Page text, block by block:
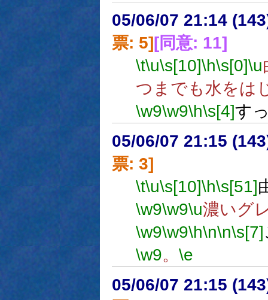
05/06/07 21:14
票: 5][同意: 11]
\t\u\s[10]\h\s[0]\u
つまでも水をは
\w9\w9\h\s[4]す
05/06/07 21:15
票: 3]
\t\u\s[10]\h\s[51]
\w9\w9\u濃いグ
\w9\w9\h\n\n\s[7]
\w9。 \e
05/06/07 21:15